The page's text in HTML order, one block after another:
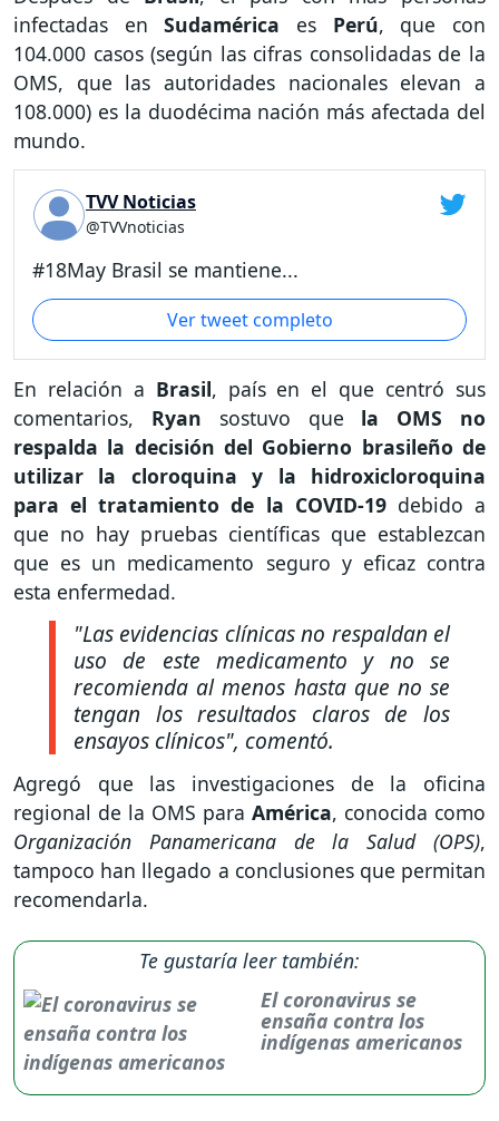
infectadas enSudamérica es Perú, que con
104.000 casos (según las cifras consolidadas de la
OMS, que las autoridades nacionales elevan a
108.000) es la duodécima nación más afectada del
mundo.
TVV Noticias
@TVVnoticias
#18May Brasil se mantiene...
Ver tweet completo
En relación a Brasil, país en el que centró sus
comentarios, Ryan sostuvo que la OMS no
respalda la decisión del Gobierno brasileño de
utilizar la cloroquina y la hidroxicloroquina
para el tratamiento de la COVID-19debido a
que no hay pruebas científicas que establezcan
que es un medicamento seguro y eficaz contra
esta enfermedad.
"Las evidencias clínicas no respaldan el
uso de este medicamento y no se
recomienda al menos hasta que no se
tengan los resultados claros de los
ensayos clínicos", comentó.
Agregó que las investigaciones de la oficina
regional de la OMS para América, conocida como
Organización Panamericana de la Salud (OPS),
tampoco han llegado a conclusiones que permitan
recomendarla.
Te gustaría leer también:
El coronavirus se
ensaña contra los
indígenas americanos